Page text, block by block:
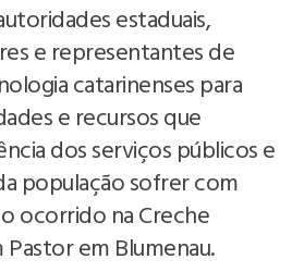
estaduais,
e representantes de
catarinenses para
e recursos que
dos serviços públicos e
população sofrer com
ocorrido na Creche
em Blumenau.